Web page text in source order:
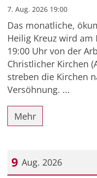
7. Aug. 2026 19:00
Das monatliche,
Heilig Kreuz wird am
19:00 Uhr von der
Christlicher Kirchen
streben die Kirchen
Versöhnung. ...
Mehr
9 Aug. 2026